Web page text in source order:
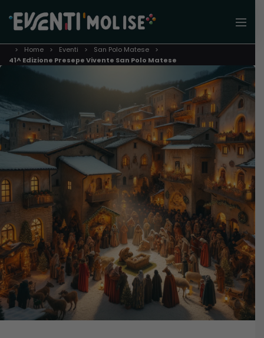
Home Eventi
San Polo Matese
41^ Edizione Presepe Vivente San Polo Matese